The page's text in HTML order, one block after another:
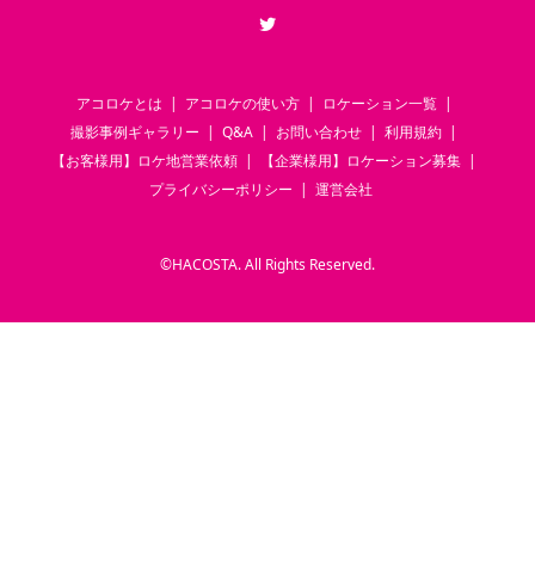
アコロケとは アコロケの使い方
ロケーション一覧
撮影事例ギャラリー
Q&A お問い合わせ
利用規約
【お客様用】ロケ地営業依頼
【企業様用】ロケーション募集
プライバシーポリシー
運営会社
©HACOSTA. All Rights Reserved.